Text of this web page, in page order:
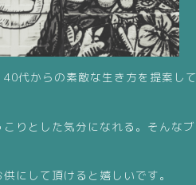
40代からの素敵な生き方を提案し
りとした気分になれる。そんなブ
にして頂けると嬉しいです。